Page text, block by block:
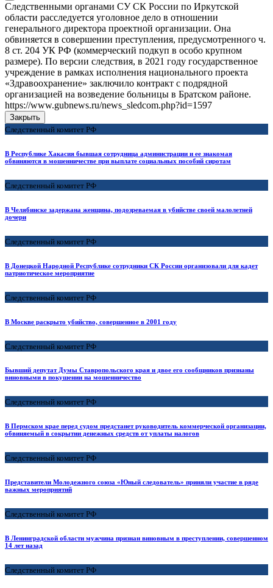
Следственными органами СУ СК России по Иркутской
области расследуется уголовное дело в отношении
генерального директора проектной организации. Она
обвиняется в совершении преступления, предусмотренного ч.
8 ст. 204 УК РФ (коммерческий подкуп в особо крупном
размере). По версии следствия, в 2021 году государственное
учреждение в рамках исполнения национального проекта
«Здравоохранение» заключило контракт с подрядной
организацией на возведение больницы в Братском районе.
https://www.gubnews.ru/news_sledcom.php?id=1597
Закрыть
Следственный комитет РФ
В Республике Хакасия бывшая сотрудница администрации и ее знакомая
обвиняются в мошенничестве при выплате социальных пособий сиротам
Следственный комитет РФ
В Челябинске задержана женщина, подозреваемая в убийстве своей малолетней
дочери
Следственный комитет РФ
В Донецкой Народной Республике сотрудники СК России организовали для кадет
патриотическое мероприятие
Следственный комитет РФ
В Москве раскрыто убийство, совершенное в 2001 году
Следственный комитет РФ
Бывший депутат Думы Ставропольского края и двое его сообщников признаны
виновными в покушении на мошенничество
Следственный комитет РФ
В Пермском крае перед судом предстанет руководитель коммерческой организации,
обвиняемый в сокрытии денежных средств от уплаты налогов
Следственный комитет РФ
Представители Молодежного союза «Юный следователь» приняли участие в ряде
важных мероприятий
Следственный комитет РФ
В Ленинградской области мужчина признан виновным в преступлении, совершенном
14 лет назад
Следственный комитет РФ